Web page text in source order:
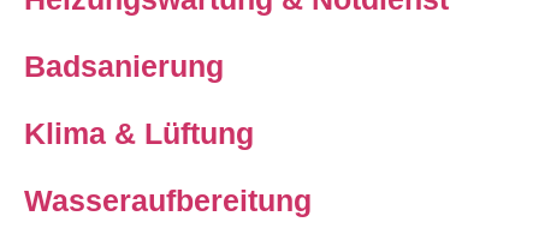
Badsanierung
Klima & Lüftung
Wasseraufbereitung